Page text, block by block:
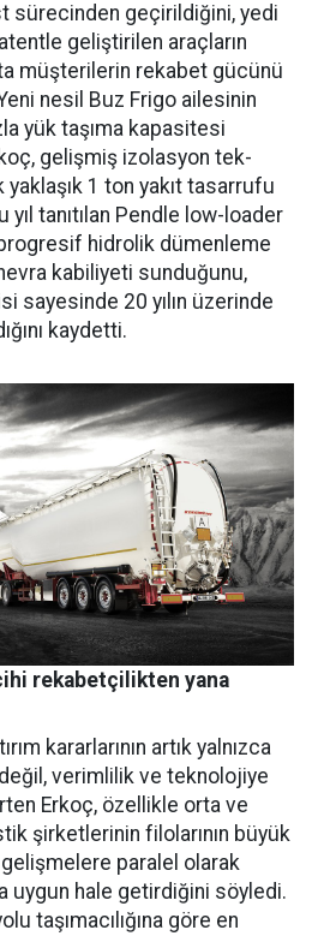
sürecinden geçirildiğini, yedi
geliştirilen araçların
müşterilerin reka­bet gücünü
nesil Buz Frigo ailesinin
yük ta­şıma kapasitesi
gelişmiş izolasyon tek­
yaklaşık 1 ton yakıt tasarrufu
yıl tanıtılan Pendle low-loader
hidrolik dümenleme
kabi­liyeti sunduğunu,
sayesinde 20 yılın üze­rinde
kaydetti.
rekabetçilikten yana
ka­rarlarının artık yalnızca
verimlilik ve teknolojiye
Erkoç, özellikle orta ve
şirket­lerinin filolarının büyük
para­lel olarak
uygun hale getirdiğini söyledi.
taşı­macılığına göre en